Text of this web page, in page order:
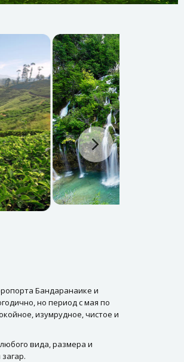
Бандаранаике и
но период с мая по
изумрудное, чистое и
вида, размера и